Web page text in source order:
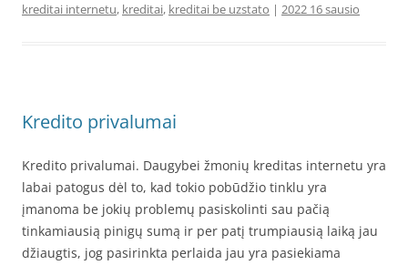
kreditai internetu, kreditai, kreditai be uzstato | 2022 16 sausio
Kredito privalumai
Kredito privalumai. Daugybei žmonių kreditas internetu yra
labai patogus dėl to, kad tokio pobūdžio tinklu yra
įmanoma be jokių problemų pasiskolinti sau pačią
tinkamiausią pinigų sumą ir per patį trumpiausią laiką jau
džiaugtis, jog pasirinkta perlaida jau yra pasiekiama